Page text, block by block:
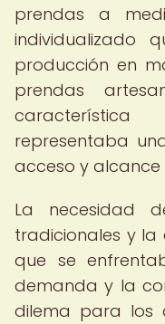
prendas a
individualizado
producción en
prendas
representaba
acceso y alcance
La necesidad
tradicionales y la
que se
demanda y la
dilema para los